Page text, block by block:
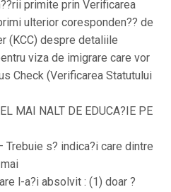
primite prin Verificarea
ulterior coresponden?? de
(KCC) despre detaliile
viza de imigrare care vor
Check (Verificarea Statutului
MAI NALT DE EDUCA?IE PE
Trebuie s? indica?i care dintre
l-a?i absolvit : (1) doar ?